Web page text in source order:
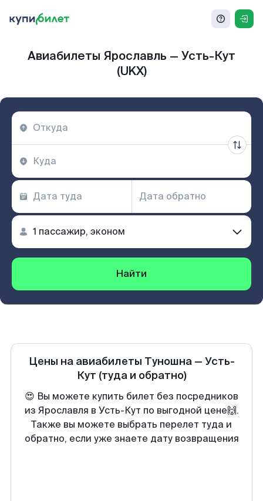
Авиабилеты Ярославль — Усть-Кут
(UKX)
Найти
Цены на авиабилеты Туношна— Усть-
Кут (туда и обратно)
😍 Вы можете купить билет без посредников
из Ярославля в Усть-Кут по выгодной цене🙌.
Также вы можете выбрать перелет туда и
обратно, если уже знаете дату возвращения